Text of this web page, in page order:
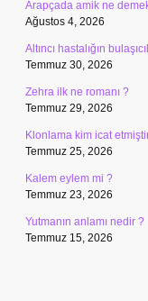
Arapçada amik ne
Ağustos 4, 2026
Altıncı hastalığın
Temmuz 30, 2026
Zehra ilk ne romanı ?
Temmuz 29, 2026
Klonlama kim icat
Temmuz 25, 2026
Kalem eylem mi ?
Temmuz 23, 2026
Yutmanın anlamı nedir ?
Temmuz 15, 2026